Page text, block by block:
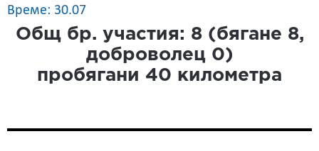
Време: 30.07
Общ бр. участия: 8(бягане 8,
доброволец 0)
пробягани 40 километра